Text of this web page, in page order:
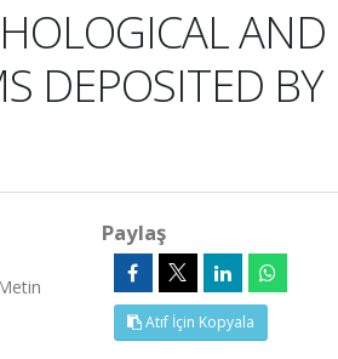
AND
DEPOSITED BY
Paylaş
Atıf İçin Kopyala